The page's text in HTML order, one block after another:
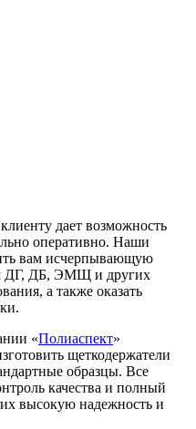
дает возможность
оперативно. Наши
вам исчерпывающую
ДГ, ДБ, ЭМЩ и других
а также оказать
«Полиаспект»
щеткодержатели
образцы. Все
качества и полный
высокую надежность и